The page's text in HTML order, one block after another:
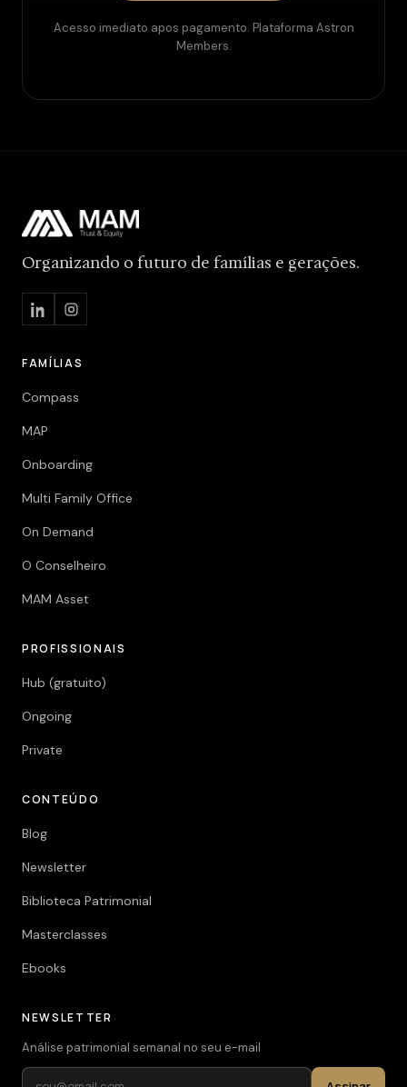
Acesso imediato apos pagamento. Plataforma Astron
Members.
Organizando o futuro de famílias e gerações.
FAMÍLIAS
Compass
MAP
Onboarding
Multi Family Office
On Demand
O Conselheiro
MAM Asset
PROFISSIONAIS
Hub (gratuito)
Ongoing
Private
CONTEÚDO
Blog
Newsletter
Biblioteca Patrimonial
Masterclasses
Ebooks
NEWSLETTER
Análise patrimonial semanal no seu e-mail